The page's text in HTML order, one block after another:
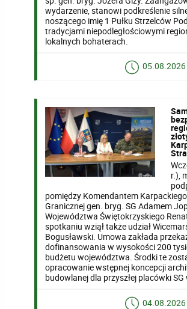
wydarzenie, stanowi podkreślenie
noszącego imię 1 Pułku Strzelców
tradycjami niepodległościowymi
lokalnych bohaterach.
05.08.2026
r.),
pomiędzy Komendantem
Granicznej gen. bryg. SG Adamem
Województwa Świętokrzyskiego
spotkaniu wziął także udział
Bogusławski. Umowa zakłada
dofinansowania w wysokości 200
budżetu województwa. Środki te
opracowanie wstępnej koncepcji
budowlanej dla przyszłej placówki SG
04.08.2026